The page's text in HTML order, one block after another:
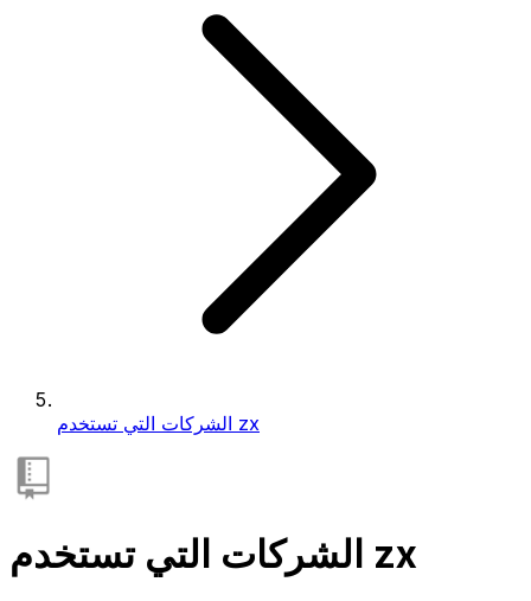
الشركات التي تستخدم zx
الشركات التي تستخدم zx